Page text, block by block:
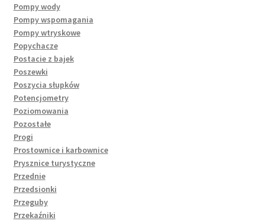
Pompy wody
Pompy wspomagania
Pompy wtryskowe
Popychacze
Postacie z bajek
Poszewki
Poszycia słupków
Potencjometry
Poziomowania
Pozostałe
Progi
Prostownice i karbownice
Prysznice turystyczne
Przednie
Przedsionki
Przeguby
Przekaźniki